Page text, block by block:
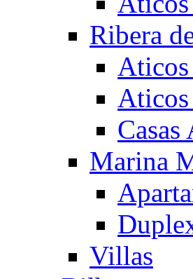
Ribera
Casas
Marina
Villas